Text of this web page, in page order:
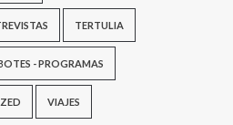
TERTULIA
- PROGRAMAS
VIAJES